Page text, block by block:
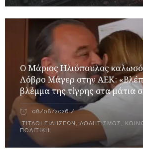
Ο Μάριος Ηλιόπουλος
Λόβρο Μάγερ στην ΑΕΚ:
βλέμμα της τίγρης στα μάτια
08/08/2026
ΤΊΤΛΟΙ ΕΙΔΉΣΕΩΝ ,ΑΘΛΗΤΙΣΜΌΣ ,
ΠΟΛΙΤΙΚΉ